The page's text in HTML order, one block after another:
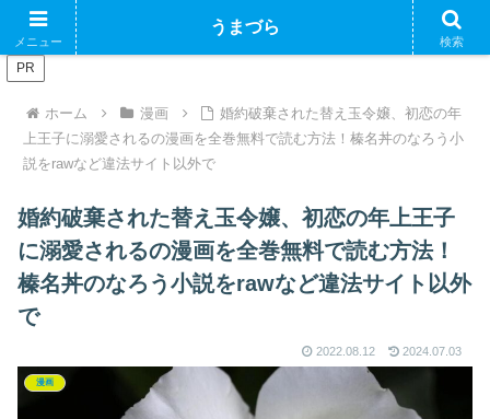
ブログで収益化できるかやってみるブログ
PR
ホーム 漫画
婚約破棄された替え玉令嬢、初恋の年
上王子に溺愛されるの漫画を全巻無料で読む方法！榛名丼のなろう小
説をrawなど違法サイト以外で
婚約破棄された替え玉令嬢、初恋の年上王子
に溺愛されるの漫画を全巻無料で読む方法！
榛名丼のなろう小説をrawなど違法サイト以外
で
2022.08.12 2024.07.03
漫画
メニュー
うまづら
検索